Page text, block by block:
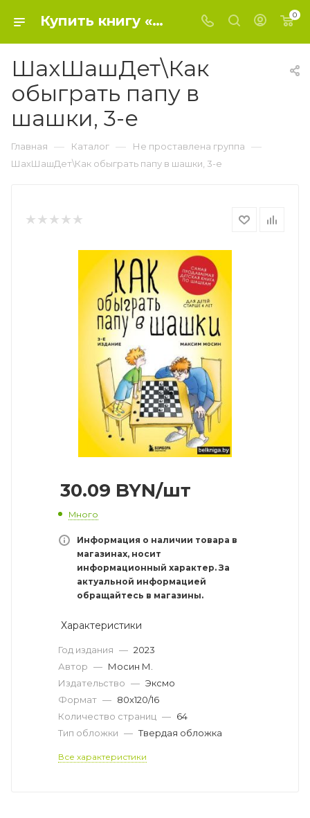
Купить книгу «ШахШашДет\Как обыграть папу в шашки, 3-е» 2023, Мосин М. - Не проставлена группа 0
ШахШашДет\Как
обыграть папу в
шашки, 3-е
Главная — Каталог — Не проставлена группа —
ШахШашДет\Как обыграть папу в шашки, 3-е
30.09 BYN/шт
Много
Информация о наличии товара в
магазинах, носит
информационный характер. За
актуальной информацией
обращайтесь в магазины.
Характеристики
Год издания — 2023
Автор — Мосин М.
Издательство — Эксмо
Формат — 80x120/16
Количество страниц — 64
Тип обложки — Твердая обложка
Все характеристики